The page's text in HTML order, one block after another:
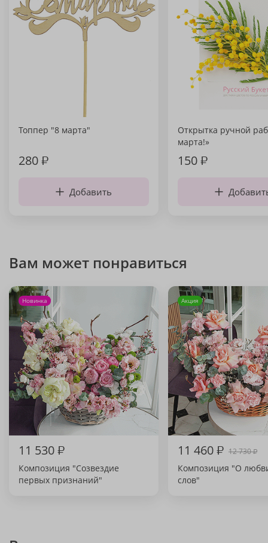
Топпер "8 марта"
280₽
Добавить
Открытка ручной
марта!»
150₽
Вам может понравиться
Новинка
11 530₽
Композиция "Созвездие
первых признаний"
Акция
11 460₽ 12 730₽
Композиция "О
слов"